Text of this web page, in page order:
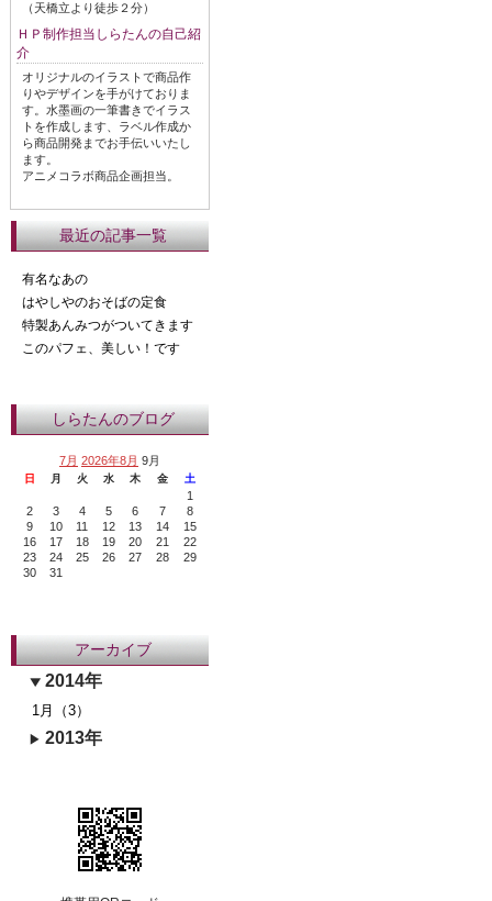
（天橋立より徒歩２分）
ＨＰ制作担当しらたんの自己紹
介
オリジナルのイラストで商品作
りやデザインを手がけておりま
す。水墨画の一筆書きでイラス
トを作成します、ラベル作成か
ら商品開発までお手伝いいたし
ます。
アニメコラボ商品企画担当。
最近の記事一覧
有名なあの
はやしやのおそばの定食
特製あんみつがついてきます
このパフェ、美しい！です
しらたんのブログ
7月 2026年8月 9月
日 月 火 水 木 金 土
1
2
3 4 5 6 7
8
9
10 11 12 13 14
15
16
17 18 19 20 21
22
23
24 25 26 27 28
29
30
31
アーカイブ
2014年
1月（3）
2013年